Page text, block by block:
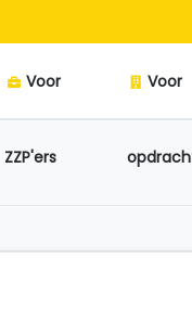
Voor
ZZP'ers
Voor